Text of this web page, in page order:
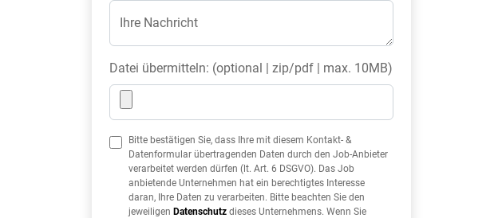
Ihre Nachricht
Datei übermitteln: (optional | zip/pdf | max. 10MB)
Bitte bestätigen Sie, dass Ihre mit diesem Kontakt- &
Datenformular übertragenden Daten durch den Job-Anbieter
verarbeitet werden dürfen (lt. Art. 6 DSGVO). Das Job
anbietende Unternehmen hat ein berechtigtes Interesse
daran, Ihre Daten zu verarbeiten. Bitte beachten Sie den
jeweiligen Datenschutzdieses Unternehmens. Wenn Sie